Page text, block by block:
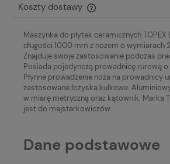
Koszty dostawy
Cena nie zawiera ewentualnych kosztów
Maszynka do płytek ceramicznych TOPEX
długości 1000 mm z nożem o wymiarach
Znajduje swoje zastosowanie podczas
Posiada pojedynczą prowadnicę rurową o
Płynne prowadzenie noża na prowadnicy
zastosowane łożyska kulkowe.
w miarę metryczną oraz kątownik. Marka
jest do majsterkowiczów.
Dane podstawowe